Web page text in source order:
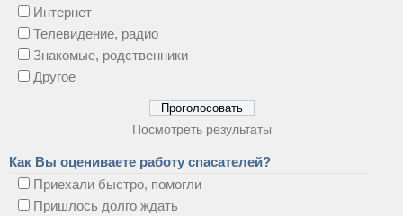
Интернет
Телевидение, радио
Знакомые, родственники
Другое
Посмотреть результаты
Как Вы оцениваете работу спасателей?
Приехали быстро, помогли
Пришлось долго ждать